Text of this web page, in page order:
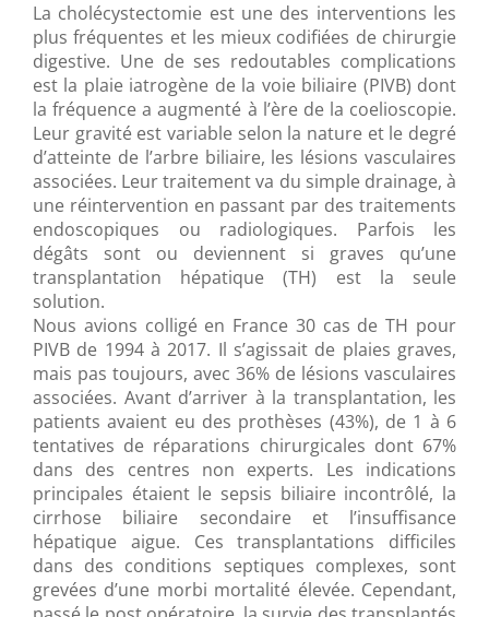
La cholécystectomie est une des interventions les
plus fréquentes et les mieux codifiées de chirurgie
digestive. Une de ses redoutables complications
est la plaie iatrogène de la voie biliaire (PIVB) dont
la fréquence a augmenté à l’ère de la coelioscopie.
Leur gravité est variable selon la nature et le degré
d’atteinte de l’arbre biliaire, les lésions vasculaires
associées. Leur traitement va du simple drainage, à
une réintervention en passant par des traitements
endoscopiques ou radiologiques. Parfois les
dégâts sont ou deviennent si graves qu’une
transplantation hépatique (TH) est la seule
solution.
Nous avions colligé en France 30 cas de TH pour
PIVB de 1994 à 2017. Il s’agissait de plaies graves,
mais pas toujours, avec 36% de lésions vasculaires
associées. Avant d’arriver à la transplantation, les
patients avaient eu des prothèses (43%), de 1 à 6
tentatives de réparations chirurgicales dont 67%
dans des centres non experts. Les indications
principales étaient le sepsis biliaire incontrôlé, la
cirrhose biliaire secondaire et l’insuffisance
hépatique aigue. Ces transplantations difficiles
dans des conditions septiques complexes, sont
grevées d’une morbi mortalité élevée. Cependant,